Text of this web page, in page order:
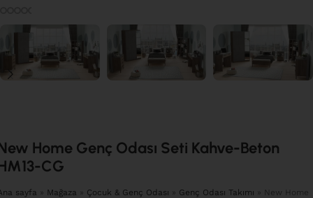
Home Genç Odası Seti Kahve-Beton
CG
sayfa » Mağaza » Çocuk & Genç Odası » Genç Odası Takımı »
New Home